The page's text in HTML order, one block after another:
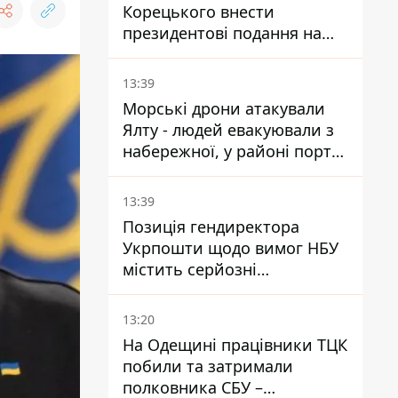
Корецького внести
президентові подання на
звільнення володаря
Троєщини Бахматова
13:39
Морські дрони атакували
Ялту - людей евакуювали з
набережної, у районі порту
повідомляють про пожежу
13:39
Позиція гендиректора
Укрпошти щодо вимог НБУ
містить серйозні
нестиковки – депутатка
Ольга Василевська-Смаглюк
13:20
На Одещині працівники ТЦК
побили та затримали
полковника СБУ –